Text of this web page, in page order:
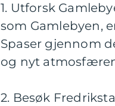
1. Utforsk
som Gamlebyen,
Spaser gjennom
og nyt
2. Besøk